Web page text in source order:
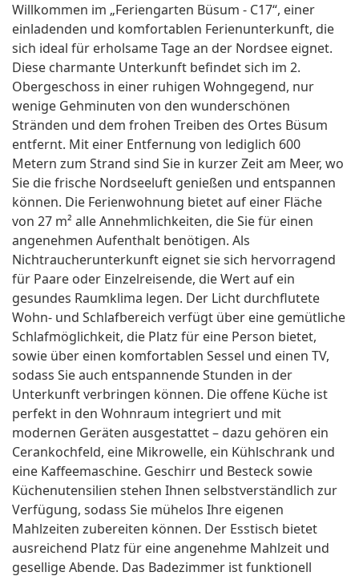
Willkommen im „Feriengarten Büsum - C17“, einer
einladenden und komfortablen Ferienunterkunft, die
sich ideal für erholsame Tage an der Nordsee eignet.
Diese charmante Unterkunft befindet sich im 2.
Obergeschoss in einer ruhigen Wohngegend, nur
wenige Gehminuten von den wunderschönen
Stränden und dem frohen Treiben des Ortes Büsum
entfernt. Mit einer Entfernung von lediglich 600
Metern zum Strand sind Sie in kurzer Zeit am Meer, wo
Sie die frische Nordseeluft genießen und entspannen
können. Die Ferienwohnung bietet auf einer Fläche
von 27 m² alle Annehmlichkeiten, die Sie für einen
angenehmen Aufenthalt benötigen. Als
Nichtraucherunterkunft eignet sie sich hervorragend
für Paare oder Einzelreisende, die Wert auf ein
gesundes Raumklima legen. Der Licht durchflutete
Wohn- und Schlafbereich verfügt über eine gemütliche
Schlafmöglichkeit, die Platz für eine Person bietet,
sowie über einen komfortablen Sessel und einen TV,
sodass Sie auch entspannende Stunden in der
Unterkunft verbringen können. Die offene Küche ist
perfekt in den Wohnraum integriert und mit
modernen Geräten ausgestattet – dazu gehören ein
Cerankochfeld, eine Mikrowelle, ein Kühlschrank und
eine Kaffeemaschine. Geschirr und Besteck sowie
Küchenutensilien stehen Ihnen selbstverständlich zur
Verfügung, sodass Sie mühelos Ihre eigenen
Mahlzeiten zubereiten können. Der Esstisch bietet
ausreichend Platz für eine angenehme Mahlzeit und
gesellige Abende. Das Badezimmer ist funktionell